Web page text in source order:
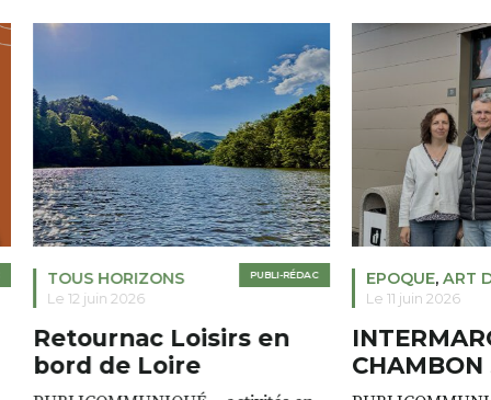
PUBLI-RÉDAC
TOUS HORIZONS
Le 12 juin 2026
Retournac Loisirs en
bord de Loire
EPOQUE,ART
Le 11 juin 2026
CHAMBON